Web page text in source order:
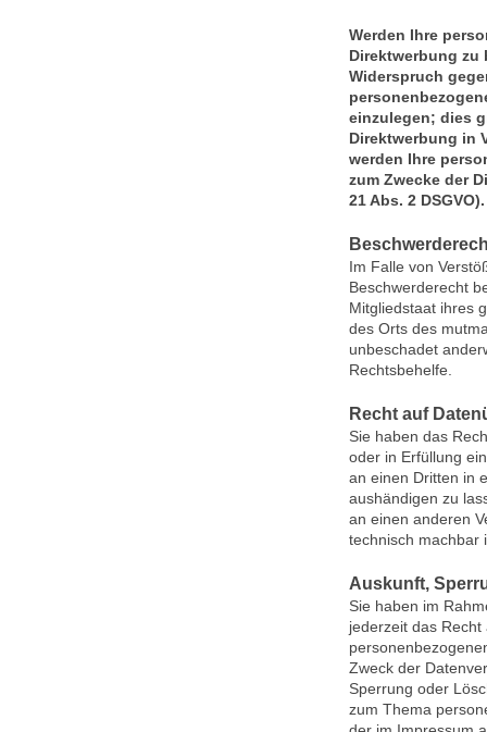
Werden Ihre
Direktwerbung zu
Widerspruch
einzulegen; dies
Direktwerbung in
werden Ihre
zum Zwecke der
21 Abs. 2 DSGVO).
Im Falle von
Beschwerderecht
Mitgliedstaat ihres
des Orts des
unbeschadet
Rechtsbehelfe.
Recht auf
Sie haben das
oder in Erfüllung
an einen Dritten in
aushändigen zu
an einen anderen
technisch machbar
Auskunft,
Sie haben im
jederzeit das
Zweck der
Sperrung oder
zum Thema